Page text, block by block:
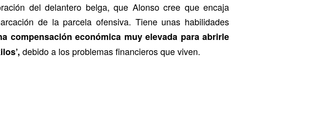
del delantero belga, que Alonso cree que encaja
de la parcela ofensiva. Tiene unas habilidades
compensación económica muy elevada para abrirle
debido a los problemas financieros que viven.